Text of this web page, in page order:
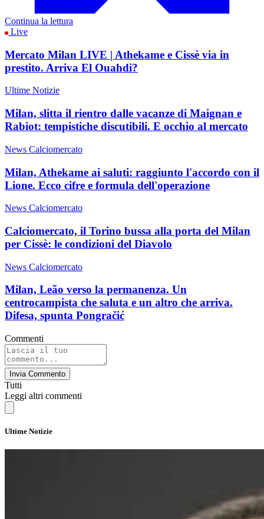
Continua la lettura
Live
Mercato Milan LIVE | Athekame e Cissè via in
prestito. Arriva El Ouahdi?
Ultime Notizie
Milan, slitta il rientro dalle vacanze di Maignan e
Rabiot: tempistiche discutibili. E occhio al mercato
News Calciomercato
Milan, Athekame ai saluti: raggiunto l'accordo con il
Lione. Ecco cifre e formula dell'operazione
News Calciomercato
Calciomercato, il Torino bussa alla porta del Milan
per Cissè: le condizioni del Diavolo
News Calciomercato
Milan, Leão verso la permanenza. Un
centrocampista che saluta e un altro che arriva.
Difesa, spunta Pongračić
Commenti
Invia Commento
Tutti
Leggi altri commenti
Ultime Notizie